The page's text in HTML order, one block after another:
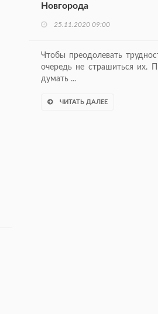
Новгорода
25.11.2020 09:00
Чтобы преодолевать
очередь не страшиться их.
думать ...
ЧИТАТЬ ДАЛЕЕ